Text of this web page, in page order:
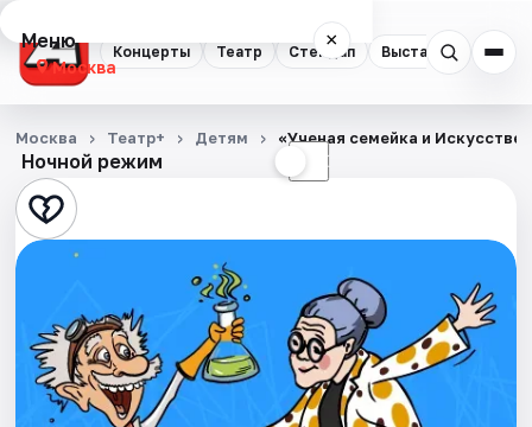
Концерты Театр Стендап Выставки
Меню ×
Москва
Концерты
Театр
Стендап
Квесты
Экскурсии
Ночной режим ☾
Москва Театр+ Детям «Ученая семейка и